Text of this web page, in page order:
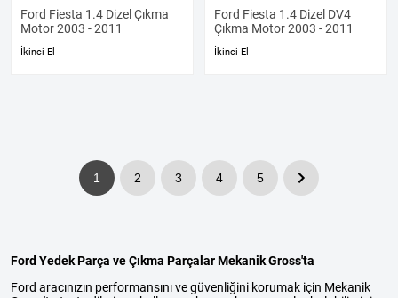
Ford Fiesta 1.4 Dizel Çıkma
Motor 2003 - 2011
İkinci El
Ford Fiesta 1.4 Dizel DV4
Çıkma Motor 2003 - 2011
İkinci El
1 2 3 4 5
Ford Yedek Parça ve Çıkma Parçalar Mekanik Gross'ta
Ford aracınızın performansını ve güvenliğini korumak için Mekanik